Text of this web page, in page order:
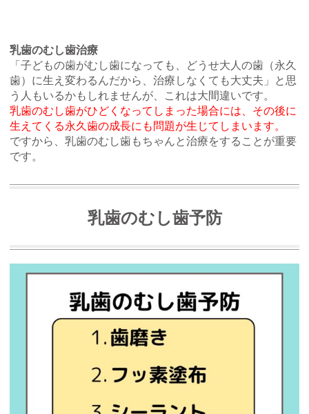
乳歯のむし歯治療
「子どもの歯がむし歯になっても、どうせ大人の歯（永久
歯）に生え変わるんだから、治療しなくても大丈夫」と思
う人もいるかもしれませんが、これは大間違いです。
乳歯のむし歯がひどくなってしまった場合には、その後に
生えてくる永久歯の成長にも問題が生じてしまいます。
ですから、乳歯のむし歯もちゃんと治療をすることが重要
です。
乳歯のむし歯予防